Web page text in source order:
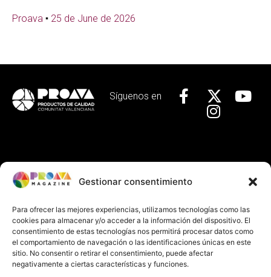
Gestionar consentimiento
Para ofrecer las mejores experiencias, utilizamos tecnologías como las
cookies para almacenar y/o acceder a la información del dispositivo. El
consentimiento de estas tecnologías nos permitirá procesar datos como
el comportamiento de navegación o las identificaciones únicas en este
sitio. No consentir o retirar el consentimiento, puede afectar
negativamente a ciertas características y funciones.
Proava 25 de June de 2026
Síguenos en
Localízanos
Calle Baja, 29 Valencia
+34 963 92 44 63
info@proava.org
Información